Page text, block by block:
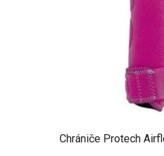
Chrániče Protech